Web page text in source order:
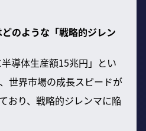
のような「戦略的ジレン
導体生産額15兆円」とい
世界市場の成長スピードが
おり、戦略的ジレンマに陥